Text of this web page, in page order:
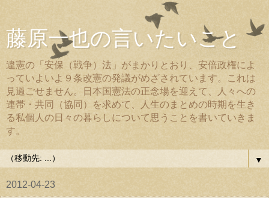
藤原一也の言いたいこと
違憲の「安保（戦争）法」がまかりとおり、安倍政権によ
っていよいよ９条改憲の発議がめざされています。これは
見過ごせません。日本国憲法の正念場を迎えて、人々への
連帯・共同（協同）を求めて、人生のまとめの時期を生き
る私個人の日々の暮らしについて思うことを書いていきま
す。
▼
2012-04-23